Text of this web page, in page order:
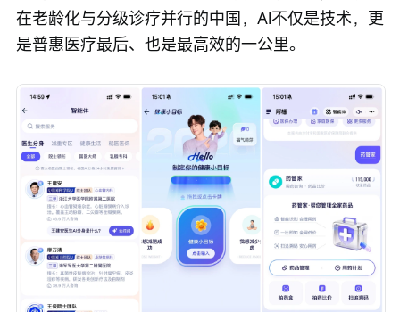
在老龄化与分级诊疗并行的中国，AI不仅是技术，更
是普惠医疗最后、也是最高效的一公里。